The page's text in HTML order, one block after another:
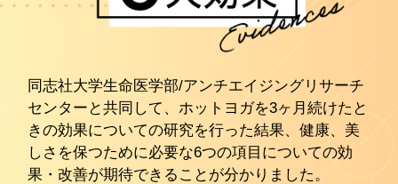
同志社大学生命医学部/アンチエイジングリサーチ
センターと共同して、ホットヨガを3ヶ月続けたと
きの効果についての研究を行った結果、健康、美
しさを保つために必要な6つの項目についての効
果・改善が期待できることが分かりました。